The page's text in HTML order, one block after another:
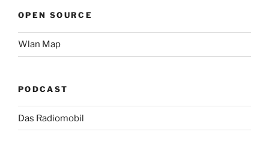
OPEN SOURCE
Wlan Map
PODCAST
Das Radiomobil